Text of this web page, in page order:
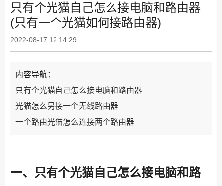
只有个光猫自己怎么接电脑和路由器
(只有一个光猫如何接路由器)
2022-08-17 12:14:29
内容导航：
只有个光猫自己怎么接电脑和路由器
光猫怎么另接一个无线路由器
一个路由光猫怎么连接两个路由器
一、只有个光猫自己怎么接电脑和路